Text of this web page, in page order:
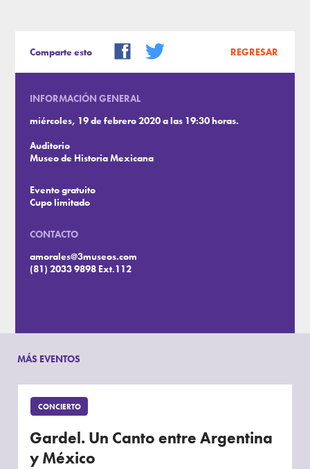
Comparte esto REGRESAR
INFORMACIÓN GENERAL
miércoles, 19 de febrero 2020 a las 19:30 horas.
Auditorio
Museo de Historia Mexicana
Evento gratuito
Cupo limitado
CONTACTO
amorales@3museos.com
(81) 2033 9898 Ext.112
MÁS EVENTOS
CONCIERTO
Gardel. Un Canto entre Argentina
y México